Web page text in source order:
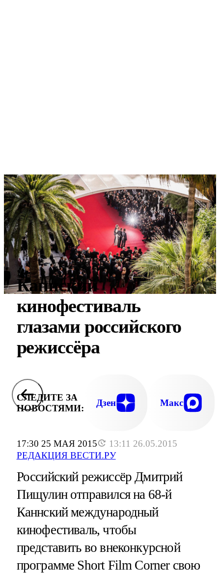
17:30 25 МАЯ 2015
13:11 26.05.2015
РЕДАКЦИЯ ВЕСТИ.РУ
Каннский
кинофестиваль
глазами российского
режиссёра
СЛЕДИТЕ ЗА
НОВОСТЯМИ:
Дзен Макс
Российский режиссёр Дмитрий
Пищулин отправился на 68-й
Каннский международный
кинофестиваль, чтобы
представить во внеконкурсной
программе Short Film Corner свою